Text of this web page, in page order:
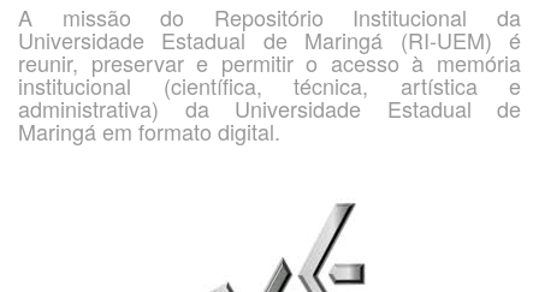
A missão do Repositório Institucional da
Universidade Estadual de Maringá (RI-UEM) é
reunir, preservar e permitir o acesso à memória
institucional (científica, técnica, artística e
administrativa) da Universidade Estadual de
Maringá em formato digital.